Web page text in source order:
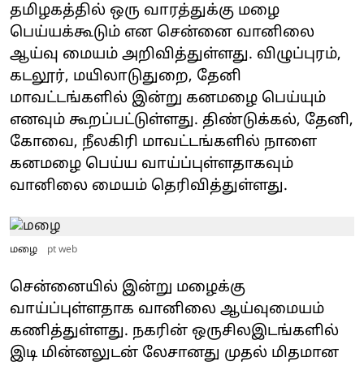
தமிழகத்தில் ஒரு வாரத்துக்கு மழை
பெய்யக்கூடும் என சென்னை வானிலை
ஆய்வு மையம் அறிவித்துள்ளது. விழுப்புரம்,
கடலூர், மயிலாடுதுறை, தேனி
மாவட்டங்களில் இன்று கனமழை பெய்யும்
எனவும் கூறப்பட்டுள்ளது. திண்டுக்கல், தேனி,
கோவை, நீலகிரி மாவட்டங்களில் நாளை
கனமழை பெய்ய வாய்ப்புள்ளதாகவும்
வானிலை மையம் தெரிவித்துள்ளது.
மழை pt web
சென்னையில் இன்று மழைக்கு
வாய்ப்புள்ளதாக வானிலை ஆய்வுமையம்
கணித்துள்ளது. நகரின் ஒருசிலஇடங்களில்
இடி மின்னலுடன் லேசானது முதல் மிதமான